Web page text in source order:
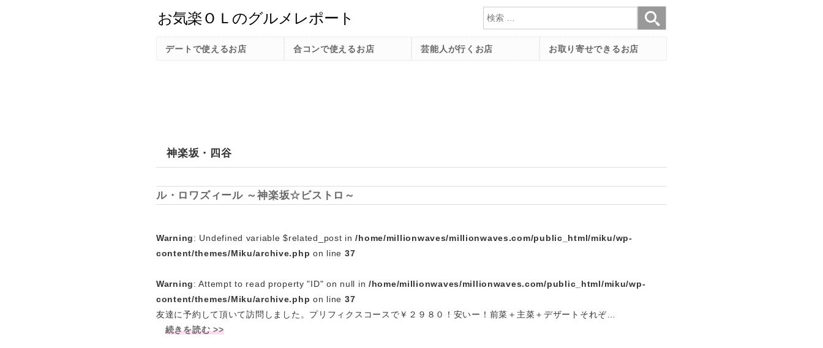
検索
神楽坂・四谷
ル・ロワズィール ～神楽坂☆ビストロ～
Warning: Undefined variable $related_post in/home/millionwaves/millionwaves.com/public_html/miku/wp-
content/themes/Miku/archive.php on line 37
Warning: Attempt to read property "ID" on null in/home/millionwaves/millionwaves.com/public_html/miku/wp-
content/themes/Miku/archive.php on line 37
友達に予約して頂いて訪問しました。プリフィクスコースで￥２９８０！安いー！前菜＋主菜＋デザートそれぞ…
続きを読む >>
デートで使えるお店 合コンで使えるお店 芸能人が行くお店 お取り寄せできるお店